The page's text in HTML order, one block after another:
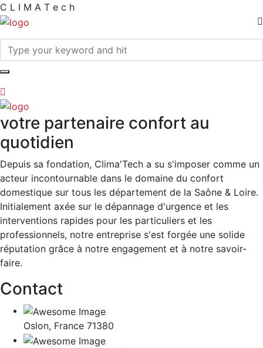
C L I M A T e c h
votre partenaire confort au
quotidien
Depuis sa fondation, Clima'Tech a su s'imposer comme un
acteur incontournable dans le domaine du confort
domestique sur tous les département de la Saône & Loire.
Initialement axée sur le dépannage d'urgence et les
interventions rapides pour les particuliers et les
professionnels, notre entreprise s'est forgée une solide
réputation grâce à notre engagement et à notre savoir-
faire.
Contact
Oslon, France 71380